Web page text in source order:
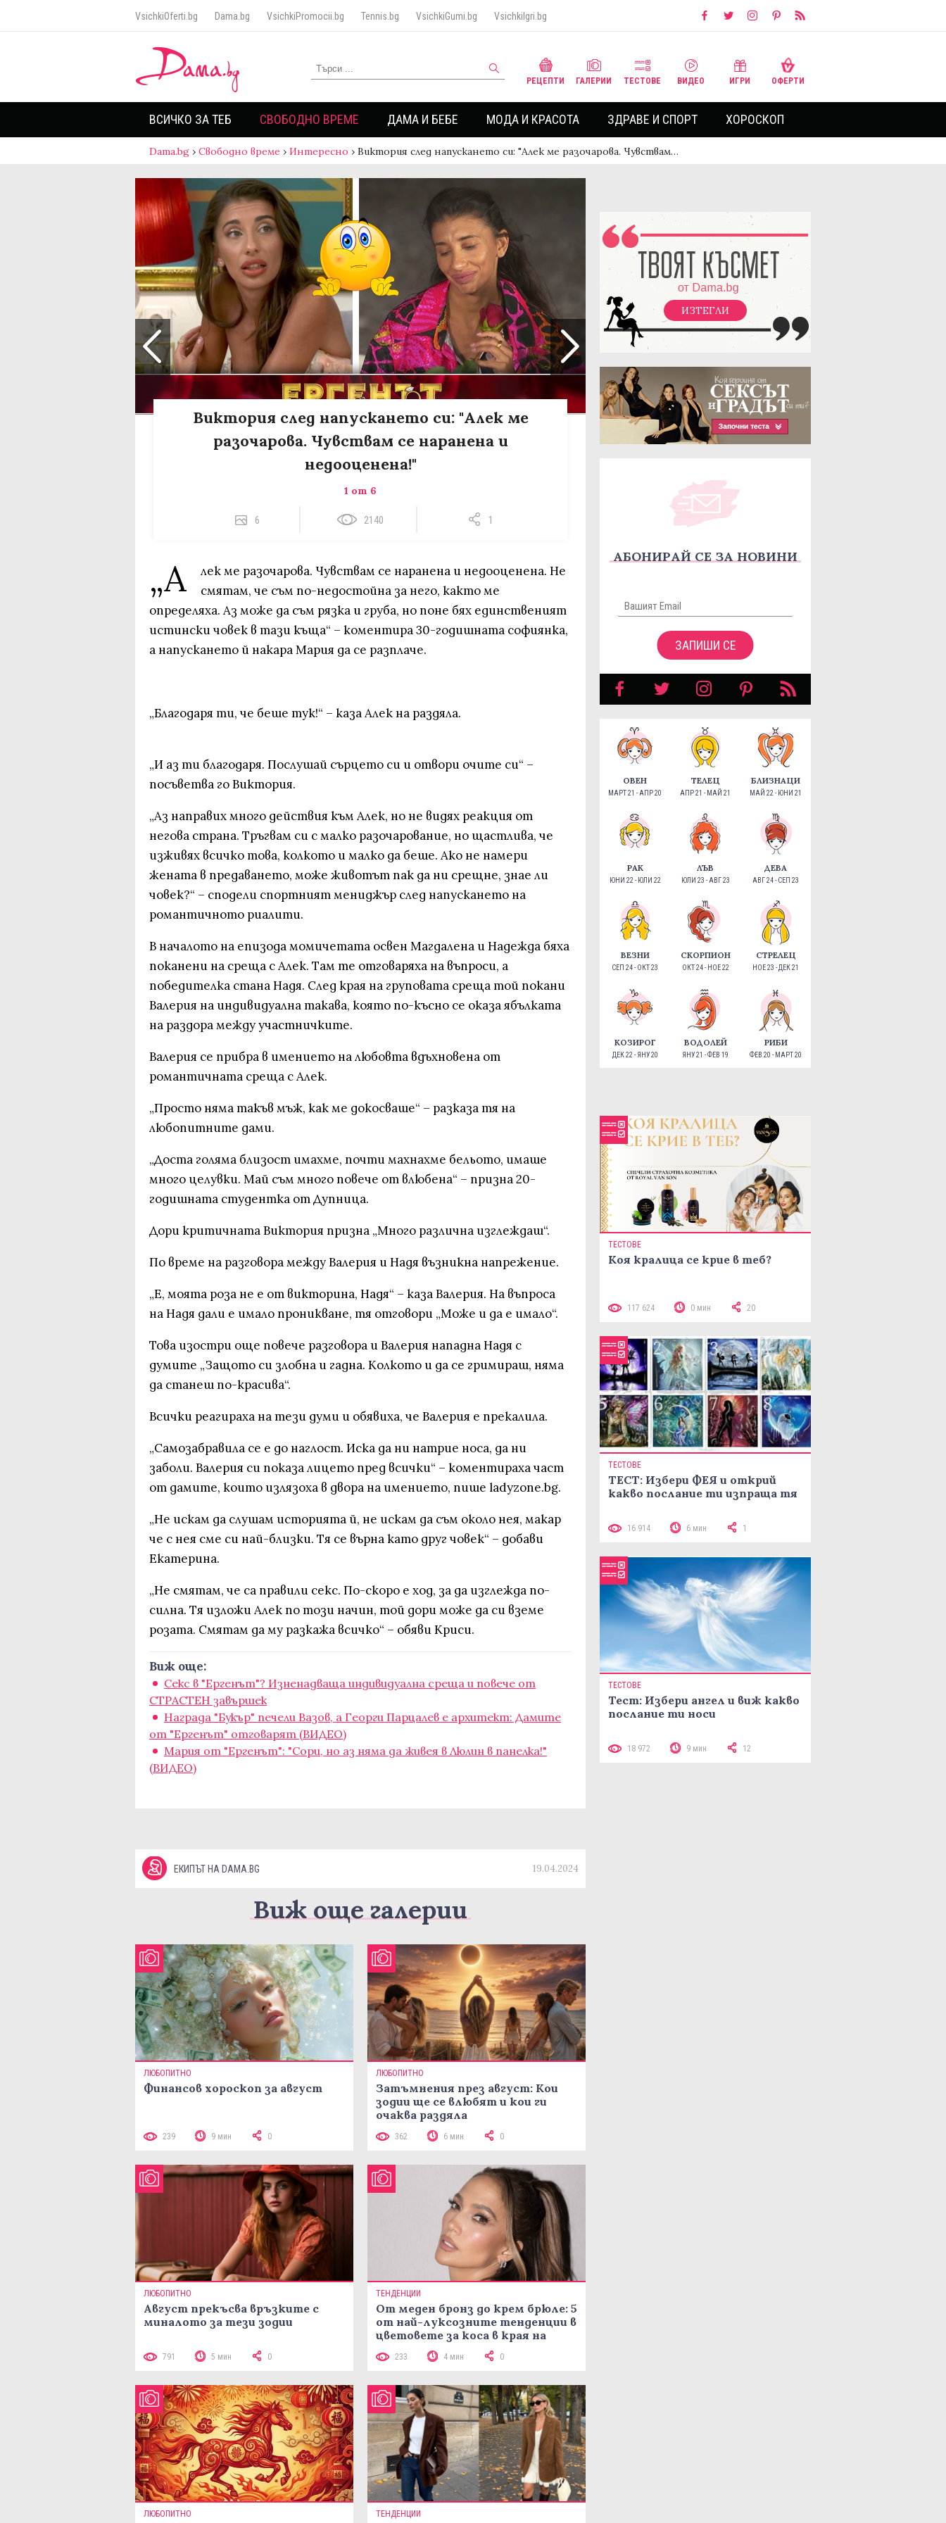
VsichkiOferti.bg Dama.bg VsichkiPromocii.bg Tennis.bg VsichkiGumi.bg VsichkiIgri.bg
РЕЦЕПТИ ГАЛЕРИИ ТЕСТОВЕ ВИДЕО ИГРИ ОФЕРТИ
ВСИЧКО ЗА ТЕБ СВОБОДНО ВРЕМЕ ДАМА И БЕБЕ МОДА И КРАСОТА ЗДРАВЕ И СПОРТ ХОРОСКОП
Dama.bg › Свободно време › Интересно › Виктория след напускането си: "Алек ме разочарова. Чувствам…
Виктория след напускането си: "Алек ме
разочарова. Чувствам се наранена и
недооценена!"
1 от 6
6 2140 1
„А
лек ме разочарова. Чувствам се наранена и недооценена. Не
смятам, че съм по-недостойна за него, както ме
определяха. Аз може да съм рязка и груба, но поне бях единственият
истински човек в тази къща“ – коментира 30-годишната софиянка,
а напускането й накара Мария да се разплаче.
„Благодаря ти, че беше тук!“ – каза Алек на раздяла.
„И аз ти благодаря. Послушай сърцето си и отвори очите си“ –
посъветва го Виктория.
„Аз направих много действия към Алек, но не видях реакция от
негова страна. Тръгвам си с малко разочарование, но щастлива, че
изживях всичко това, колкото и малко да беше. Ако не намери
жената в предаването, може животът пак да ни срещне, знае ли
човек?“ – сподели спортният мениджър след напускането на
романтичното риалити.
В началото на епизода момичетата освен Магдалена и Надежда бяха
поканени на среща с Алек. Там те отговаряха на въпроси, а
победителка стана Надя. След края на груповата среща той покани
Валерия на индивидуална такава, която по-късно се оказа ябълката
на раздора между участничките.
Валерия се прибра в имението на любовта вдъхновена от
романтичната среща с Алек.
„Просто няма такъв мъж, как ме докосваше“ – разказа тя на
любопитните дами.
„Доста голяма близост имахме, почти махнахме бельото, имаше
много целувки. Май съм много повече от влюбена“ – призна 20-
годишната студентка от Дупница.
Дори критичната Виктория призна „Много различна изглеждаш“.
По време на разговора между Валерия и Надя възникна напрежение.
„Е, моята роза не е от викторина, Надя“ – каза Валерия. На въпроса
на Надя дали е имало проникване, тя отговори „Може и да е имало“.
Това изостри още повече разговора и Валерия нападна Надя с
думите „Защото си злобна и гадна. Колкото и да се гримираш, няма
да станеш по-красива“.
Всички реагираха на тези думи и обявиха, че Валерия е прекалила.
„Самозабравила се е до наглост. Иска да ни натрие носа, да ни
заболи. Валерия си показа лицето пред всички“ – коментираха част
от дамите, които излязоха в двора на имението, пише ladyzone.bg.
„Не искам да слушам историята й, не искам да съм около нея, макар
че с нея сме си най-близки. Тя се върна като друг човек“ – добави
Екатерина.
„Не смятам, че са правили секс. По-скоро е ход, за да изглежда по-
силна. Тя изложи Алек по този начин, той дори може да си вземе
розата. Смятам да му разкажа всичко“ – обяви Криси.
Виж още:
Секс в "Ергенът"? Изненадваща индивидуална среща и повече от
СТРАСТЕН завършек
Награда "Букър" печели Вазов, а Георги Парцалев е архитект: Дамите
от "Ергенът" отговарят (ВИДЕО)
Мария от "Ергенът": "Сори, но аз няма да живея в Люлин в панелка!"
(ВИДЕО)
ЕКИПЪТ НА DAMA.BG 19.04.2024
Виж още галерии
ЛЮБОПИТНО
Финансов хороскоп за август
239 9 мин 0
ЛЮБОПИТНО
Затъмнения през август: Кои
зодии ще се влюбят и кои ги
очаква раздяла
362 6 мин 0
ЛЮБОПИТНО
Август прекъсва връзките с
миналото за тези зодии
791 5 мин 0
ТЕНДЕНЦИИ
От меден бронз до крем брюле: 5
от най-луксозните тенденции в
цветовете за коса в края на
233 4 мин 0
ЛЮБОПИТНО ТЕНДЕНЦИИ
ИЗТЕГЛИ
АБОНИРАЙ СЕ ЗА НОВИНИ
ЗАПИШИ СЕ
ОВЕН
МАРТ 21 - АПР 20
ТЕЛЕЦ
АПР 21 - МАЙ 21
БЛИЗНАЦИ
МАЙ 22 - ЮНИ 21
РАК
ЮНИ 22 - ЮЛИ 22
ЛЪВ
ЮЛИ 23 - АВГ 23
ДЕВА
АВГ 24 - СЕП 23
ВЕЗНИ
СЕП 24 - ОКТ 23
СКОРПИОН
ОКТ 24 - НОЕ 22
СТРЕЛЕЦ
НОЕ 23 - ДЕК 21
КОЗИРОГ
ДЕК 22 - ЯНУ 20
ВОДОЛЕЙ
ЯНУ 21 - ФЕВ 19
РИБИ
ФЕВ 20 - МАРТ 20
ТЕСТОВЕ
Коя кралица се крие в теб?
117 624 0 мин 20
ТЕСТОВЕ
ТЕСТ: Избери ФЕЯ и открий
какво послание ти изпраща тя
16 914 6 мин 1
ТЕСТОВЕ
Тест: Избери ангел и виж какво
послание ти носи
18 972 9 мин 12